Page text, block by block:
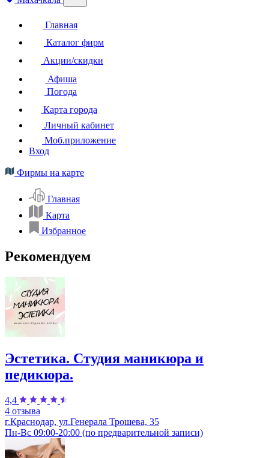
Главная
Каталог фирм
Акции/скидки
Афиша
Погода
Карта города
Личный кабинет
Моб.приложение
Вход
Фирмы на карте
Главная
Карта
Избранное
Рекомендуем
Эстетика. Студия маникюра и
педикюра.
4,4
4 отзыва
г.Краснодар, ул.Генерала Трошева, 35
Пн-Вс 09:00-20:00 (по предварительной записи)